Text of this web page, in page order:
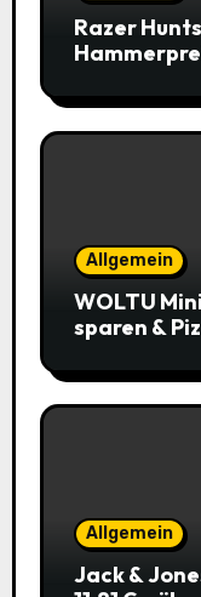
Razer
Allgemein
WOLTU
sparen &
Allgemein
Jack &